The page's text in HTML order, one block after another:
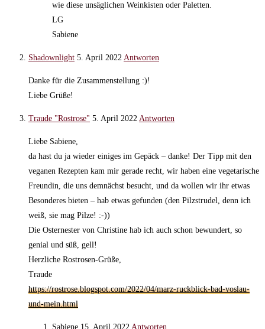
wie diese unsäglichen Weinkisten oder Paletten.
LG
Sabiene
Shadownlight 5. April 2022 Antworten
Danke für die Zusammenstellung :)!
Liebe Grüße!
Traude "Rostrose" 5. April 2022 Antworten
Liebe Sabiene,
da hast du ja wieder einiges im Gepäck – danke! Der Tipp mit den
veganen Rezepten kam mir gerade recht, wir haben eine vegetarische
Freundin, die uns demnächst besucht, und da wollen wir ihr etwas
Besonderes bieten – hab etwas gefunden (den Pilzstrudel, denn ich
weiß, sie mag Pilze! :-))
Die Osternester von Christine hab ich auch schon bewundert, so
genial und süß, gell!
Herzliche Rostrosen-Grüße,
Traude
https://rostrose.blogspot.com/2022/04/marz-ruckblick-bad-voslau-
und-mein.html
Sabiene 15. April 2022 Antworten